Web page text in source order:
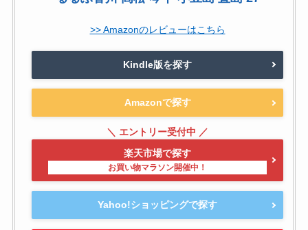
>> Amazonのレビューはこちら
Kindle版を探す
Amazonで探す
楽天市場で探す
Yahoo!ショッピングで探す